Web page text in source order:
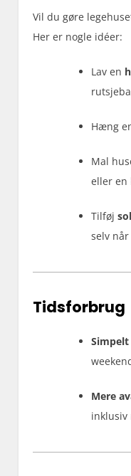
Vil du gøre
Her er nogle idéer:
Lav en
Hæng
Mal
eller en
Tilføj
selv
Tidsforbrug
Simpelt
Mere
inklusiv